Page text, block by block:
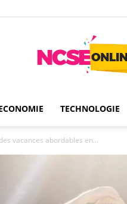
TECHNOLOGIE
vacances abordables en...